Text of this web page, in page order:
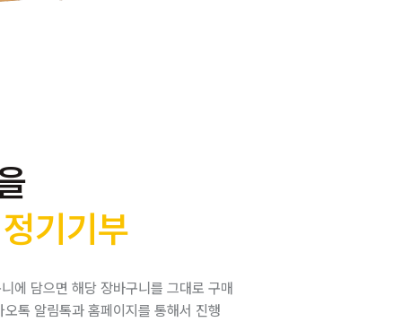
기기부
에 담으면 해당 장바구니를 그대로 구매
톡 알림톡과 홈페이지를 통해서 진행